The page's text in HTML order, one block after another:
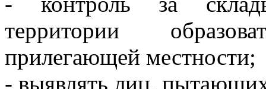
территории
прилегающей местности;
- выявлять лиц,